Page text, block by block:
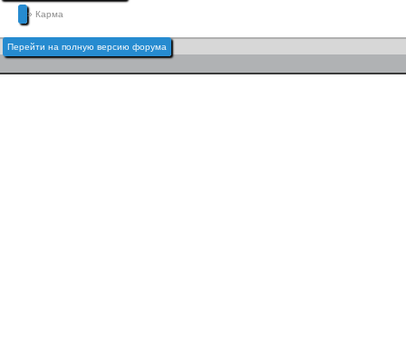
» Карма
Перейти на полную версию форума